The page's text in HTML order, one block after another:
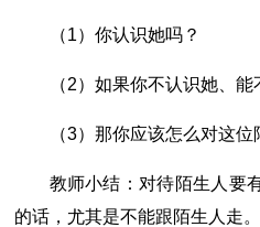
（1）你认识她吗？
（2）如果你不认识她、
（3）那你应该怎么对这位
教师小结：对待陌生人要
的话，尤其是不能跟陌生人走。